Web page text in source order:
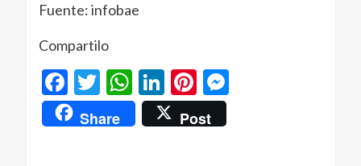
Fuente: infobae
Compartilo
Facebook
Twitter
WhatsApp
LinkedIn
Pinterest
Messenger
Share Post